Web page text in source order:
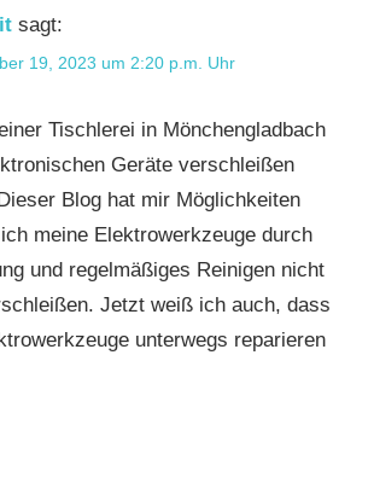
sagt:
19, 2023 um 2:20 p.m. Uhr
Tischlerei in Mönchengladbach
Geräte verschleißen
Blog hat mir Möglichkeiten
meine Elektrowerkzeuge durch
und regelmäßiges Reinigen nicht
Jetzt weiß ich auch, dass
unterwegs reparieren